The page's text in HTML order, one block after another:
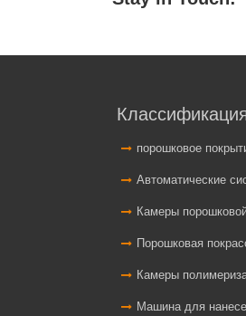
порошковое
Автоматические системы
Камеры
Порошковая
Камеры
Машина для нанесения